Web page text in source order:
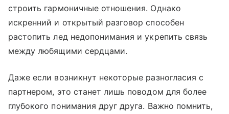
строить гармоничные отношения. Однако
искренний и открытый разговор способен
растопить лед недопонимания и укрепить связь
между любящими сердцами.
Даже если возникнут некоторые разногласия с
партнером, это станет лишь поводом для более
глубокого понимания друг друга. Важно помнить,